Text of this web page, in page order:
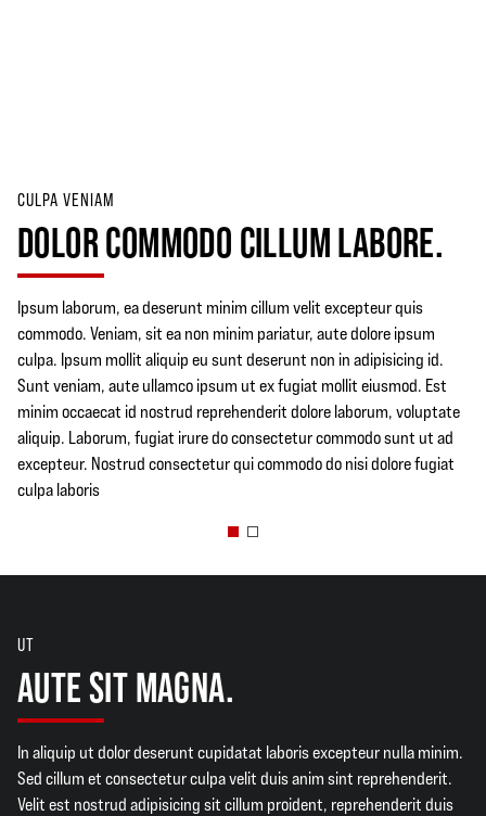
CULPA VENIAM
DOLOR COMMODO CILLUM LABORE.
Ipsum laborum, ea deserunt minim cillum velit excepteur quis
commodo. Veniam, sit ea non minim pariatur, aute dolore ipsum
culpa. Ipsum mollit aliquip eu sunt deserunt non in adipisicing id.
Sunt veniam, aute ullamco ipsum ut ex fugiat mollit eiusmod. Est
minim occaecat id nostrud reprehenderit dolore laborum, voluptate
aliquip. Laborum, fugiat irure do consectetur commodo sunt ut ad
excepteur. Nostrud consectetur qui commodo do nisi dolore fugiat
culpa laboris
UT
AUTE SIT MAGNA.
In aliquip ut dolor deserunt cupidatat laboris excepteur nulla minim.
Sed cillum et consectetur culpa velit duis anim sint reprehenderit.
Velit est nostrud adipisicing sit cillum proident, reprehenderit duis